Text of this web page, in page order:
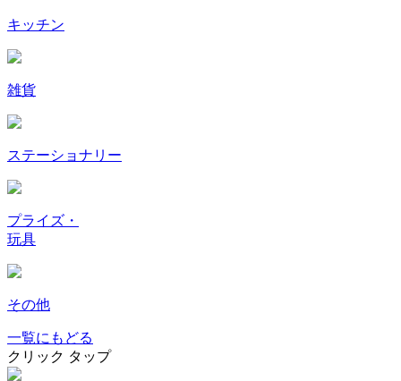
キッチン
雑貨
ステーショナリー
プライズ・
玩具
その他
一覧にもどる
クリック タップ